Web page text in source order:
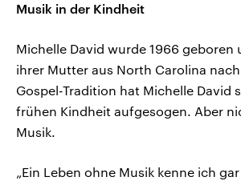
Musik in der Kindheit
Michelle David wurde 1966 geboren
ihrer Mutter aus North Carolina nach
Gospel-Tradition hat Michelle David
frühen Kindheit aufgesogen. Aber
Musik.
„Ein Leben ohne Musik kenne ich